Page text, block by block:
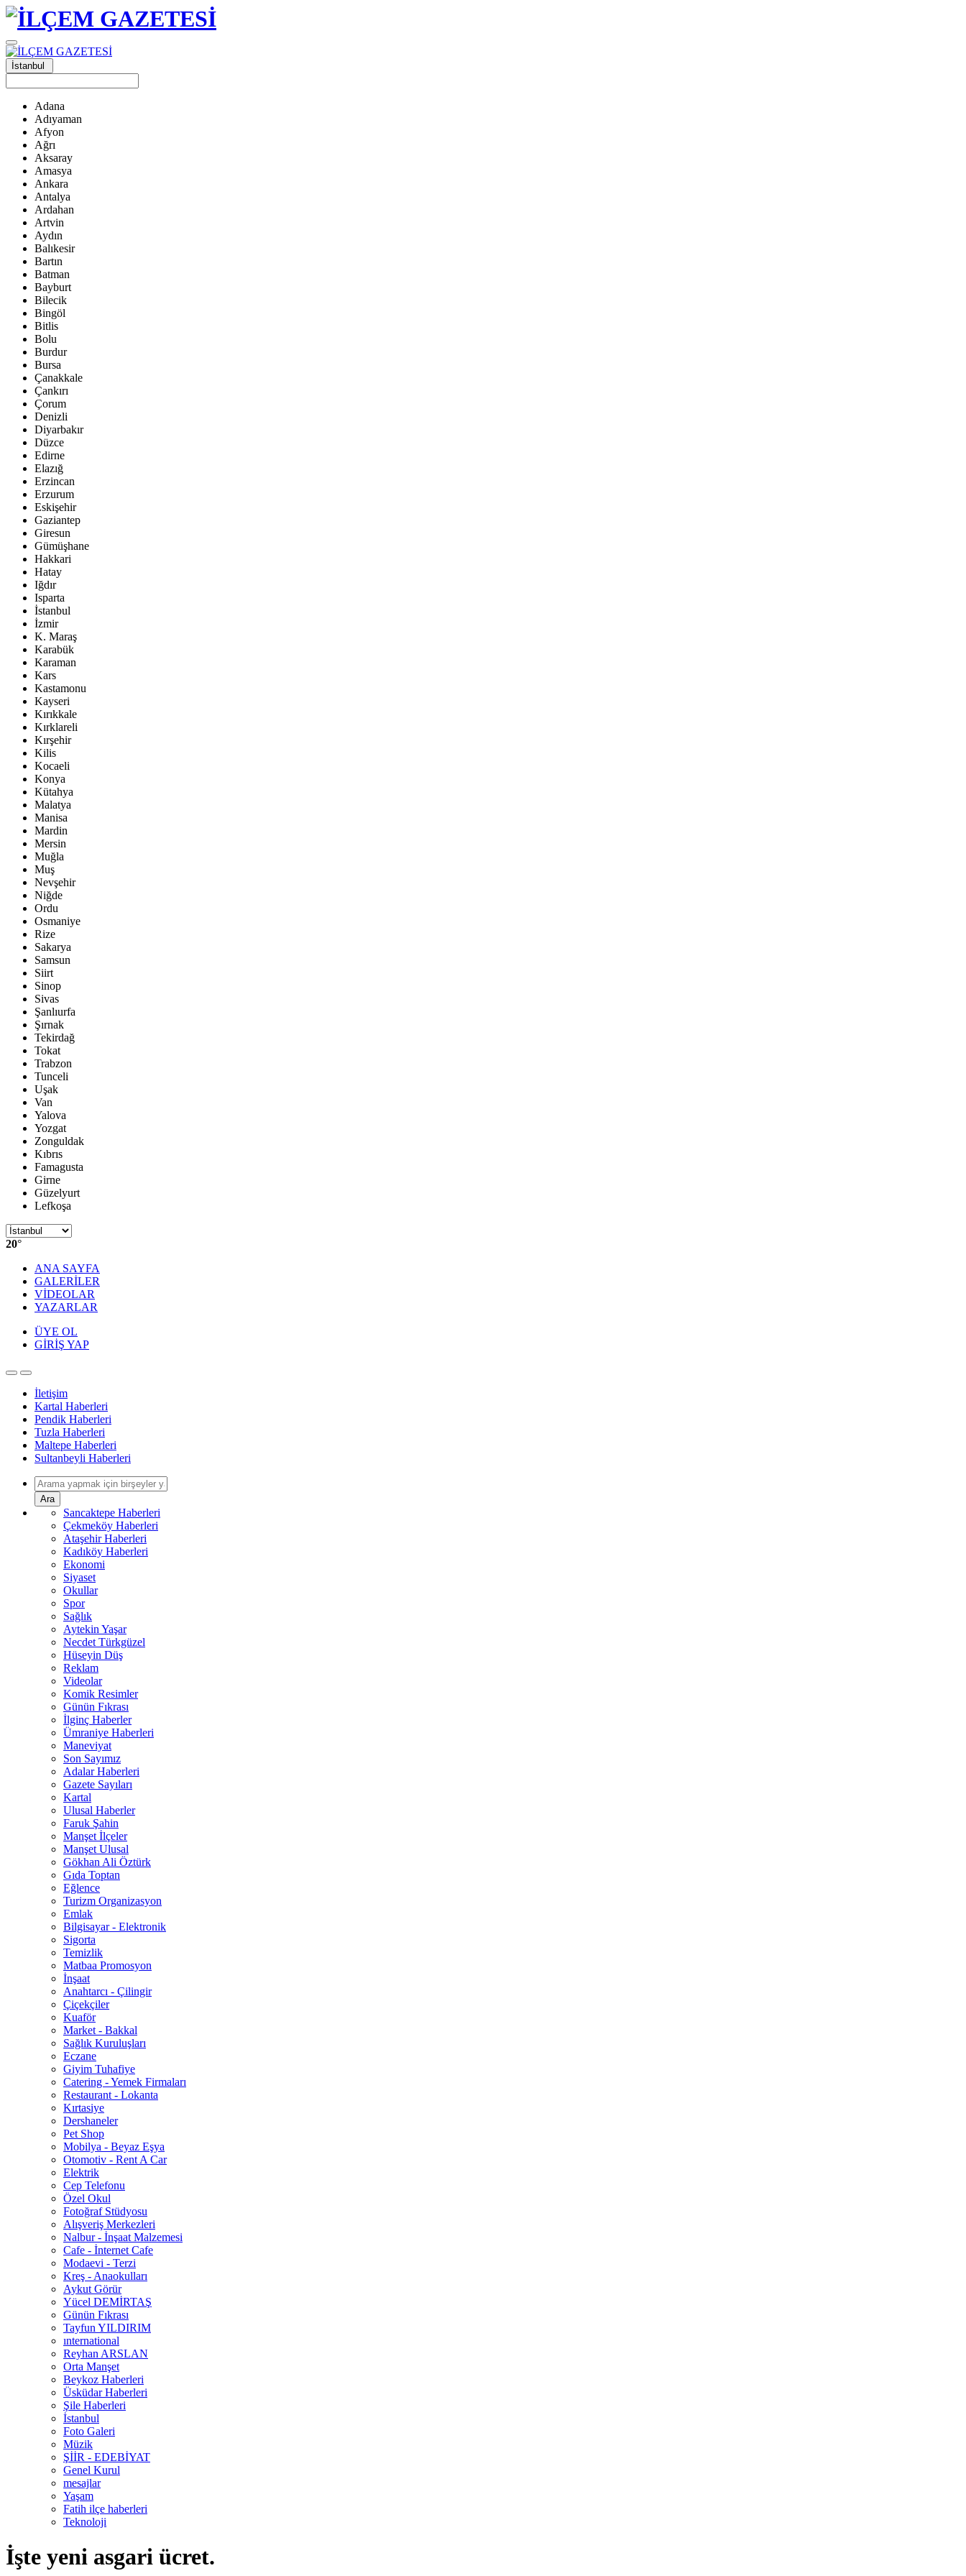
İstanbul
Adana
Adıyaman
Afyon
Ağrı
Aksaray
Amasya
Ankara
Antalya
Ardahan
Artvin
Aydın
Balıkesir
Bartın
Batman
Bayburt
Bilecik
Bingöl
Bitlis
Bolu
Burdur
Bursa
Çanakkale
Çankırı
Çorum
Denizli
Diyarbakır
Düzce
Edirne
Elazığ
Erzincan
Erzurum
Eskişehir
Gaziantep
Giresun
Gümüşhane
Hakkari
Hatay
Iğdır
Isparta
İstanbul
İzmir
K. Maraş
Karabük
Karaman
Kars
Kastamonu
Kayseri
Kırıkkale
Kırklareli
Kırşehir
Kilis
Kocaeli
Konya
Kütahya
Malatya
Manisa
Mardin
Mersin
Muğla
Muş
Nevşehir
Niğde
Ordu
Osmaniye
Rize
Sakarya
Samsun
Siirt
Sinop
Sivas
Şanlıurfa
Şırnak
Tekirdağ
Tokat
Trabzon
Tunceli
Uşak
Van
Yalova
Yozgat
Zonguldak
Kıbrıs
Famagusta
Girne
Güzelyurt
Lefkoşa
20°
ANA SAYFA
GALERİLER
VİDEOLAR
YAZARLAR
ÜYE OL
GİRİŞ YAP
İletişim
Kartal Haberleri
Pendik Haberleri
Tuzla Haberleri
Maltepe Haberleri
Sultanbeyli Haberleri
Ara
Sancaktepe Haberleri
Çekmeköy Haberleri
Ataşehir Haberleri
Kadıköy Haberleri
Ekonomi
Siyaset
Okullar
Spor
Sağlık
Aytekin Yaşar
Necdet Türkgüzel
Hüseyin Düş
Reklam
Videolar
Komik Resimler
Günün Fıkrası
İlginç Haberler
Ümraniye Haberleri
Maneviyat
Son Sayımız
Adalar Haberleri
Gazete Sayıları
Kartal
Ulusal Haberler
Faruk Şahin
Manşet İlçeler
Manşet Ulusal
Gökhan Ali Öztürk
Gıda Toptan
Eğlence
Turizm Organizasyon
Emlak
Bilgisayar - Elektronik
Sigorta
Temizlik
Matbaa Promosyon
İnşaat
Anahtarcı - Çilingir
Çiçekçiler
Kuaför
Market - Bakkal
Sağlık Kuruluşları
Eczane
Giyim Tuhafiye
Catering - Yemek Firmaları
Restaurant - Lokanta
Kırtasiye
Dershaneler
Pet Shop
Mobilya - Beyaz Eşya
Otomotiv - Rent A Car
Elektrik
Cep Telefonu
Özel Okul
Fotoğraf Stüdyosu
Alışveriş Merkezleri
Nalbur - İnşaat Malzemesi
Cafe - İnternet Cafe
Modaevi - Terzi
Kreş - Anaokulları
Aykut Görür
Yücel DEMİRTAŞ
Günün Fıkrası
Tayfun YILDIRIM
ınternational
Reyhan ARSLAN
Orta Manşet
Beykoz Haberleri
Üsküdar Haberleri
Şile Haberleri
İstanbul
Foto Galeri
Müzik
ŞİİR - EDEBİYAT
Genel Kurul
mesajlar
Yaşam
Fatih ilçe haberleri
Teknoloji
İşte yeni asgari ücret.